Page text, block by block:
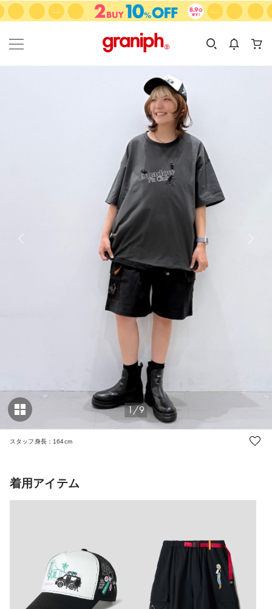
カテゴリーから探す
KIDS
カテゴリ
サイズ
1/9
スタッフ身長：164cm
着用アイテム